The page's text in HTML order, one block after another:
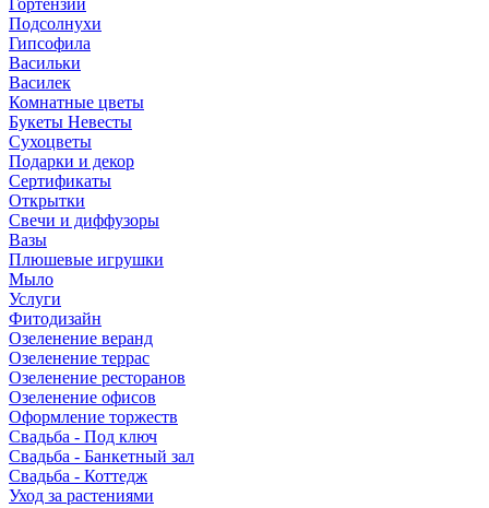
Гортензии
Подсолнухи
Гипсофила
Васильки
Василек
Комнатные цветы
Букеты Невесты
Сухоцветы
Подарки и декор
Сертификаты
Открытки
Свечи и диффузоры
Вазы
Плюшевые игрушки
Мыло
Услуги
Фитодизайн
Озеленение веранд
Озеленение террас
Озеленение ресторанов
Озеленение офисов
Оформление торжеств
Свадьба - Под ключ
Свадьба - Банкетный зал
Свадьба - Коттедж
Уход за растениями